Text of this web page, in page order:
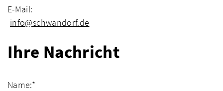
E-Mail:
info@schwandorf.de
Ihre Nachricht
Name:*